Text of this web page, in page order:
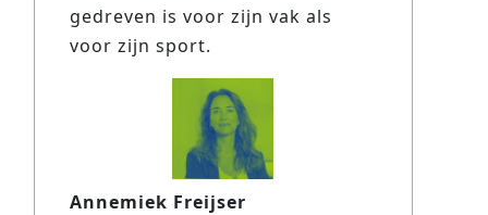
gedreven is voor zijn vak als
voor zijn sport.
Annemiek Freijser